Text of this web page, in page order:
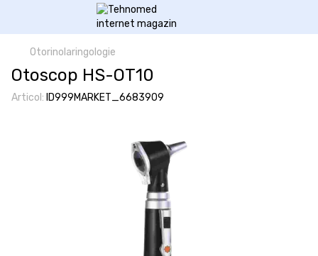
Otorinolaringologie
Otoscop HS-OT10
Articol: ID999MARKET_6683909